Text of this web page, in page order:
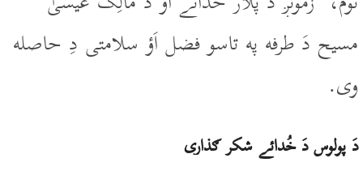
مسيح دَ طرفه په تاسو فضل اَؤ سلامتى دِ حاصله
وى.
دَ پولوس دَ خُدائے شکر ګذاری